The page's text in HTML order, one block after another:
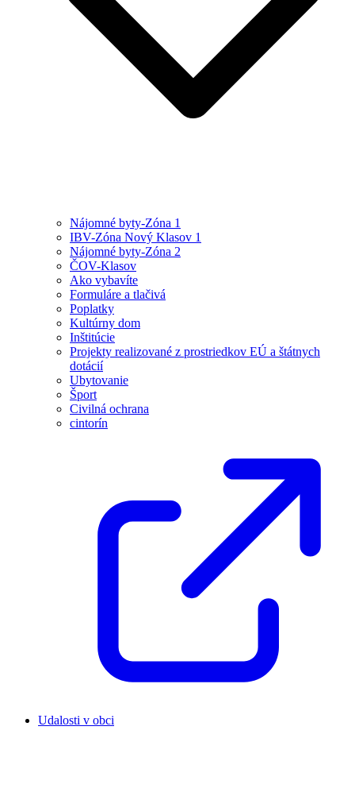
Nájomné byty-Zóna 1
IBV-Zóna Nový Klasov 1
Nájomné byty-Zóna 2
ČOV-Klasov
Ako vybavíte
Formuláre a tlačivá
Poplatky
Kultúrny dom
Inštitúcie
Projekty realizované z prostriedkov EÚ a štátnych
dotácií
Ubytovanie
Šport
Civilná ochrana
cintorín
Udalosti v obci